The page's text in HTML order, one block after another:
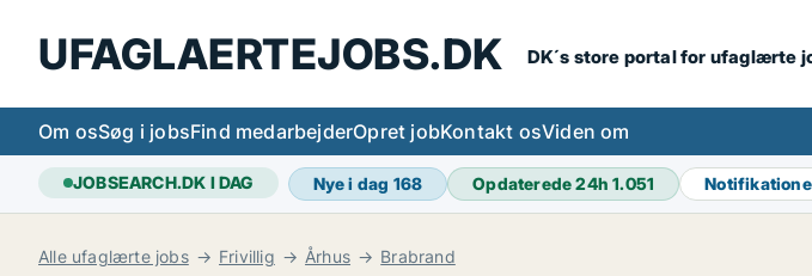
UFAGLAERTEJOBS.DK DK´s store portal for ufaglærte
Om osSøg i jobsFind medarbejderOpret jobKontakt osViden om
JOBSEARCH.DK I DAG Nye i dag 168 Opdaterede 24h1.051
Alle ufaglærte jobs Frivillig Århus Brabrand